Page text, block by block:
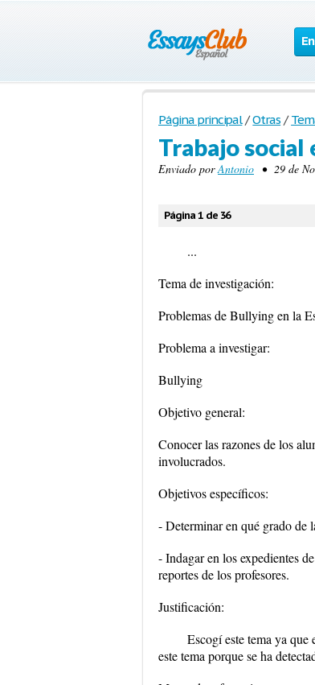
Página principal / Otras /
Trabajo social
Enviado porAntonio • 29 de
Página 1 de 36
...
Tema de investigación:
Problemas de Bullying en la
Problema a investigar:
Bullying
Objetivo general:
Conocer las razones de los
involucrados.
Objetivos específicos:
- Determinar en qué grado de
- Indagar en los expedientes
reportes de los profesores.
Justificación:
Escogí este tema ya
este tema porque se ha